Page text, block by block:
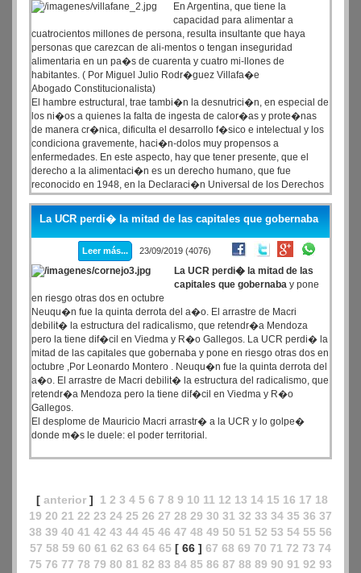
En Argentina, que tiene la
capacidad para alimentar a
cuatrocientos millones de persona, resulta insultante que haya
personas que carezcan de ali-mentos o tengan inseguridad
alimentaria en un pa�s de cuarenta y cuatro mi-llones de
habitantes. ( Por Miguel Julio Rodr�guez Villafa�e
Abogado Constitucionalista)
El hambre estructural, trae tambi�n la desnutrici�n, en especial de
los ni�os a quienes la falta de ingesta de calor�as y prote�nas
de manera cr�nica, dificulta el desarrollo f�sico e intelectual y los
condiciona gravemente, haci�n-dolos muy propensos a
enfermedades. En este aspecto, hay que tener presente, que el
derecho a la alimentaci�n es un derecho humano, que fue
reconocido en 1948, en la Declaraci�n Universal de los Derechos
Humanos (art. 25), como parte del derecho a un nivel de vida
adecuado.
La UCR perdi� la mitad de las capitales que gobernaba
Leer más... 23/09/2019 (4076)
La UCR perdi� la mitad de las
capitales que gobernaba y pone
en riesgo otras dos en octubre
Neuqu�n fue la quinta derrota del a�o. El arrastre de Macri
debilit� la estructura del radicalismo, que retendr�a Mendoza
pero la tiene dif�cil en Viedma y R�o Gallegos. La UCR perdi� la
mitad de las capitales que gobernaba y pone en riesgo otras dos en
octubre ,Por Leonardo Montero . Neuqu�n fue la quinta derrota del
a�o. El arrastre de Macri debilit� la estructura del radicalismo, que
retendr�a Mendoza pero la tiene dif�cil en Viedma y R�o
Gallegos.
El desplome de Mauricio Macri arrastr� a la UCR y lo golpe�
donde m�s le duele: el poder territorial.
[ anterior ] 1 2 3 4 5 6 7 8 9 10 11 12 13 14 15 16 17 18
19 20 21 22 23 24 25 26 27 28 29 30 31 32 33 34 35 36 37
38 39 40 41 42 43 44 45 46 47 48 49 50 51 52 53 54 55 56
57 58 59 60 61 62 63 64 65 [ 66 ] 67 68 69 70 71 72 73 74
75 76 77 78 79 80 81 82 83 84 85 86 87 88 89 90 91 92 93